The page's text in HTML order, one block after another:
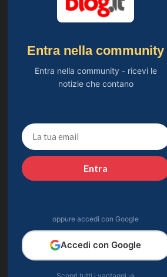
Entra nella community
Entra nella community - ricevi le
notizie che contano
Entra
oppure accedi con Google
Accedi con Google